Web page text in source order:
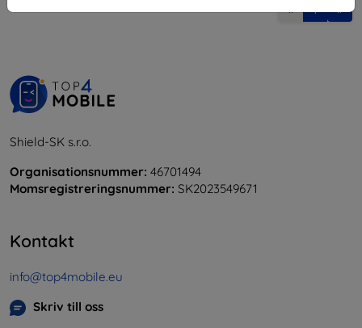
« 1 »
Shield-SK s.r.o.
Organisationsnummer: 46701494
Momsregistreringsnummer: SK2023549671
Kontakt
info@top4mobile.eu
Skriv till oss